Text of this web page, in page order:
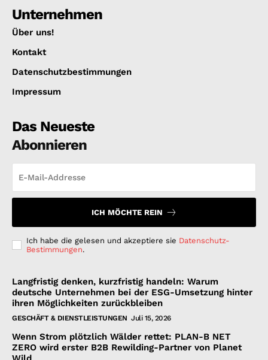
Unternehmen
Über uns!
Kontakt
Datenschutzbestimmungen
Impressum
Das Neueste
Abonnieren
ICH MÖCHTE REIN
Ich habe die gelesen und akzeptiere sie Datenschutz-
Bestimmungen.
Langfristig denken, kurzfristig handeln: Warum
deutsche Unternehmen bei der ESG-Umsetzung hinter
ihren Möglichkeiten zurückbleiben
GESCHÄFT & DIENSTLEISTUNGEN Juli 15, 2026
Wenn Strom plötzlich Wälder rettet: PLAN-B NET
ZERO wird erster B2B Rewilding-Partner von Planet